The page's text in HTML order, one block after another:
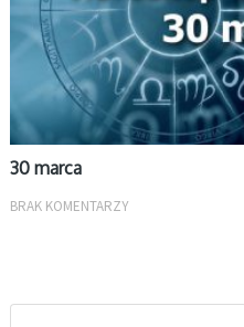
30 marca
BRAK KOMENTARZY